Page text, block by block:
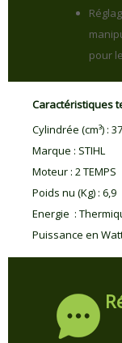
pour
Caractéristiques
Cylindrée (cm³) :
Marque : STIHL
Moteur : 2 TEMPS
Poids nu (Kg) : 6,9
Energie :
Puissance en